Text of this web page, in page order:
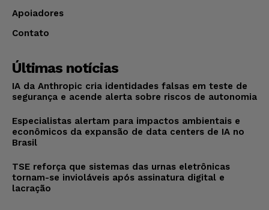
Apoiadores
Contato
Últimas notícias
IA da Anthropic cria identidades falsas em teste de
segurança e acende alerta sobre riscos de autonomia
Especialistas alertam para impactos ambientais e
econômicos da expansão de data centers de IA no
Brasil
TSE reforça que sistemas das urnas eletrônicas
tornam-se invioláveis após assinatura digital e
lacração